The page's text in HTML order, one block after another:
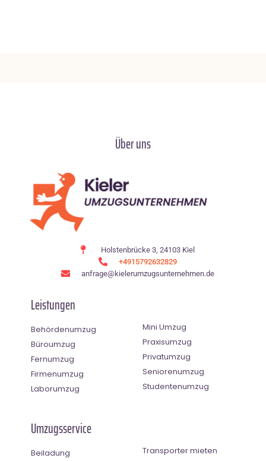
Über uns
Holstenbrücke 3, 24103 Kiel
+4915792632829
anfrage@kielerumzugsunternehmen.de
Leistungen
Behördenumzug
Büroumzug
Fernumzug
Firmenumzug
Laborumzug
Mini Umzug
Praxisumzug
Privatumzug
Seniorenumzug
Studentenumzug
Umzugsservice
Beiladung
Transporter mieten